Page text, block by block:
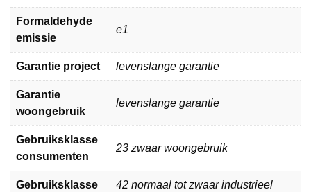
Formaldehyde
emissie
e1
Garantie project levenslange garantie
Garantie
woongebruik
levenslange garantie
Gebruiksklasse
consumenten
23 zwaar woongebruik
Gebruiksklasse
42 normaal tot zwaar industrieel